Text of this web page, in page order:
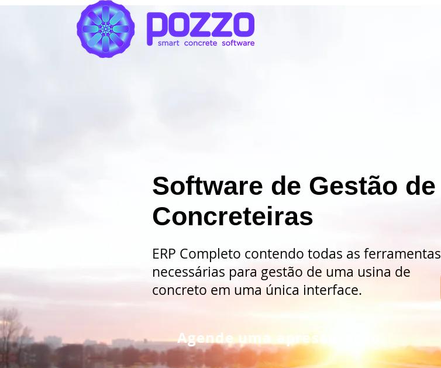
Software de Gestão de
Concreteiras
ERP Completo contendo todas as ferramentas
necessárias para gestão de uma usina de
concreto em uma única interface.
Agende uma apresentação